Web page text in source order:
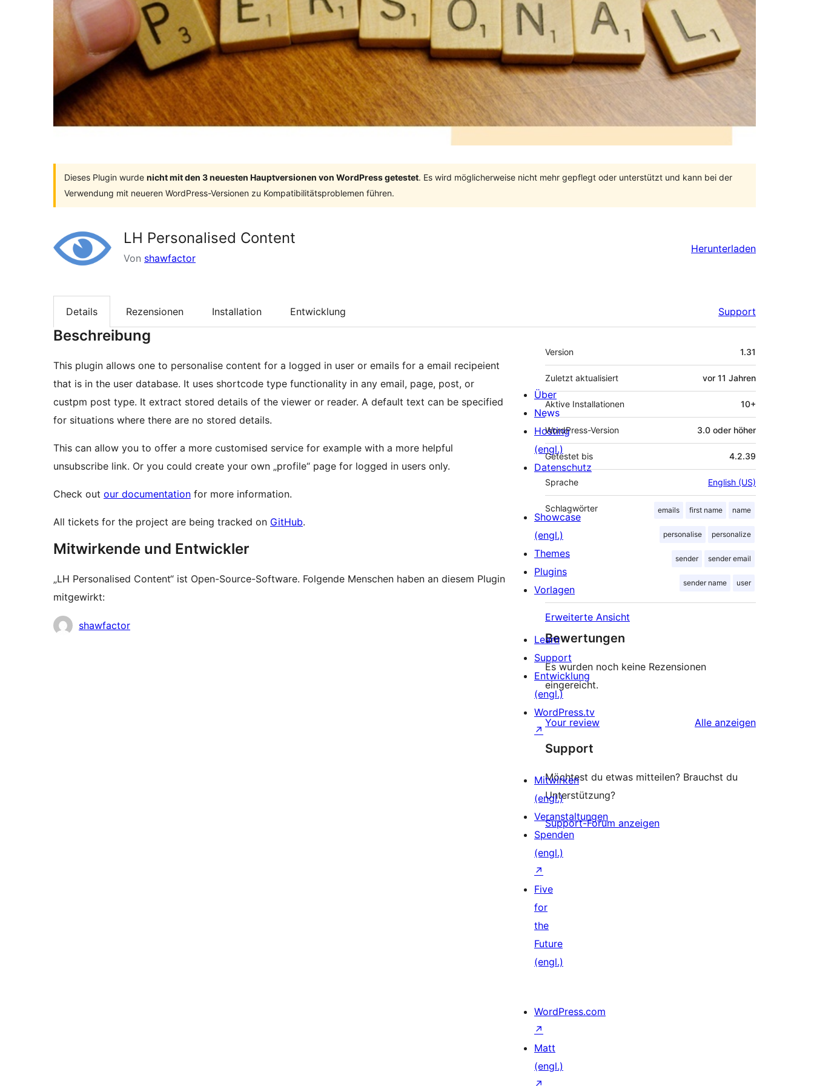
Dieses Plugin wurde nicht mit den 3 neuesten Hauptversionen von WordPress getestet. Es wird möglicherweise nicht mehr gepflegt oder unterstützt und kann bei der
Verwendung mit neueren WordPress-Versionen zu Kompatibilitätsproblemen führen.
LH Personalised Content
Von shawfactor
Herunterladen
Details Rezensionen Installation Entwicklung Support
Beschreibung
This plugin allows one to personalise content for a logged in user or emails for a email recipeient
that is in the user database. It uses shortcode type functionality in any email, page, post, or
custpm post type. It extract stored details of the viewer or reader. A default text can be specified
for situations where there are no stored details.
This can allow you to offer a more customised service for example with a more helpful
unsubscribe link. Or you could create your own „profile“ page for logged in users only.
Check out our documentation for more information.
All tickets for the project are being tracked on GitHub.
Mitwirkende und Entwickler
„LH Personalised Content“ ist Open-Source-Software. Folgende Menschen haben an diesem Plugin
mitgewirkt:
Mitwirkende
shawfactor
Meta
Version 1.31
Zuletzt aktualisiert vor 11 Jahren
Aktive Installationen 10+
WordPress-Version 3.0 oder höher
Getestet bis 4.2.39
Sprache English (US)
Schlagwörter emails first name name
personalise personalize
sender sender email
sender name user
Erweiterte Ansicht
Bewertungen
Es wurden noch keine Rezensionen
eingereicht.
Your review Alle Rezensionen
anzeigen
Support
Möchtest du etwas mitteilen? Brauchst du
Unterstützung?
Support-Forum anzeigen
Über
News
Hosting
(engl.)
Datenschutz
Showcase
(engl.)
Themes
Plugins
Vorlagen
Learn
Support
Entwicklung
(engl.)
WordPress.tv
↗
Mitwirken
(engl.)
Veranstaltungen
Spenden
(engl.)
↗
Five
for
the
Future
(engl.)
WordPress.com
↗
Matt
(engl.)